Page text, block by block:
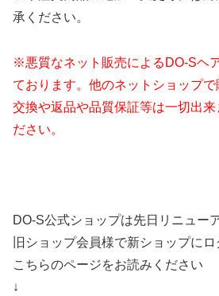
承ください。
※悪質なネット販売によるDO-Sヘ
ております。他のネットショップ
交換や返品や品質保証等は一切出
ださい。
DO-S公式ショップは先日リニュー
旧ショップ会員様で新ショップに
こちらのページをお読みください
↓